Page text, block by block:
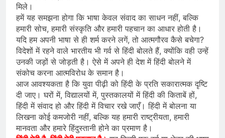
मिले।
हमें यह समझना होगा कि भाषा केवल संवाद का साधन नहीं, बल्कि
हमारी सोच, हमारी संस्कृति और हमारी पहचान का आधार होती है।
यदि हम अपनी भाषा से ही शर्म करने लगें, तो आत्मगौरव कैसे बचेगा?
विदेशों में रहने वाले भारतीय भी गर्व से हिंदी बोलते हैं, क्योंकि वही उन्हें
उनकी जड़ों से जोड़ती है। ऐसे में अपने ही देश में हिंदी बोलने में
संकोच करना आत्मविरोध के समान है।
आज आवश्यकता है कि युवा पीढ़ी को हिंदी के प्रति सकारात्मक दृष्टि
दी जाए। घरों में, विद्यालयों में, पुस्तकालयों में हिंदी की किताबें हों,
हिंदी में संवाद हो और हिंदी में विचार रखे जाएँ। हिंदी में बोलना या
लिखना कोई कमजोरी नहीं, बल्कि यह हमारी राष्ट्रीयता, हमारी
मानवता और हमारे हिंदुस्तानी होने का प्रमाण है।